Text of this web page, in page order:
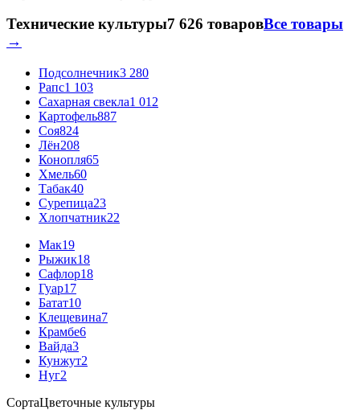
Технические культуры7 626 товаровВсе товары
→
Подсолнечник3 280
Рапс1 103
Сахарная свекла1 012
Картофель887
Соя824
Лён208
Конопля65
Хмель60
Табак40
Сурепица23
Хлопчатник22
Мак19
Рыжик18
Сафлор18
Гуар17
Батат10
Клещевина7
Крамбе6
Вайда3
Кунжут2
Нуг2
СортаЦветочные культуры